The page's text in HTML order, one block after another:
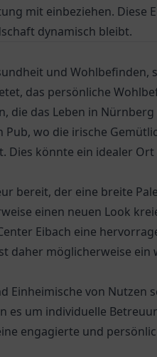
mit einbeziehen. Diese
dynamisch bleibt.
und Wohlbefinden,
das persönliche
die das Leben in
Pub, wo die irische
Dies könnte ein idealer Ort
bereit, der eine breite
einen neuen Look
Eibach eine
daher möglicherweise ein
Einheimische von Nutzen
es um individuelle
engagierte und